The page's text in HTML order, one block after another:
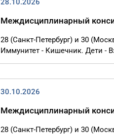
28.10.2026
Междисциплинарный
28 (Санкт-Петербург) и 30
Иммунитет - Кишечник. Дети -
30.10.2026
Междисциплинарный
28 (Санкт-Петербург) и 30